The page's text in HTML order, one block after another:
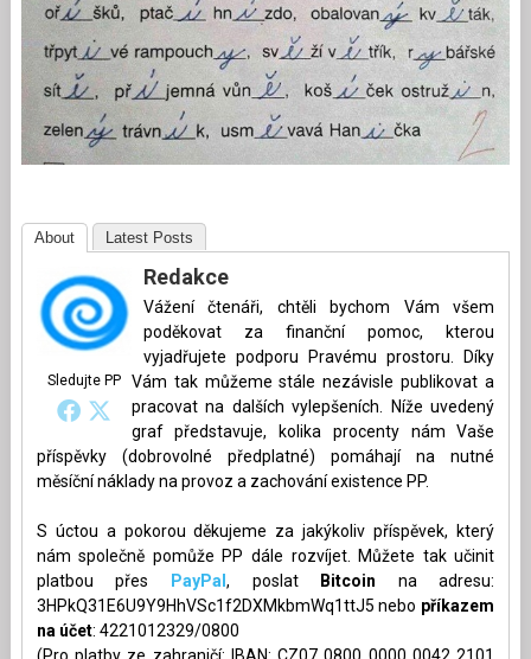
About Latest Posts
Sledujte PP
Redakce
Vážení čtenáři, chtěli bychom Vám všem
poděkovat za finanční pomoc, kterou
vyjadřujete podporu Pravému prostoru. Díky
Vám tak můžeme stále nezávisle publikovat a
pracovat na dalších vylepšeních. Níže uvedený
graf představuje, kolika procenty nám Vaše
příspěvky (dobrovolné předplatné) pomáhají na nutné
měsíční náklady na provoz a zachování existence PP.
S úctou a pokorou děkujeme za jakýkoliv příspěvek, který
nám společně pomůže PP dále rozvíjet. Můžete tak učinit
platbou přes
PayPal , poslat Bitcoin na adresu:
3HPkQ31E6U9Y9HhVSc1f2DXMkbmWq1ttJ5 nebo příkazem
na účet: 4221012329/0800
(Pro platby ze zahraničí: IBAN: CZ07 0800 0000 0042 2101